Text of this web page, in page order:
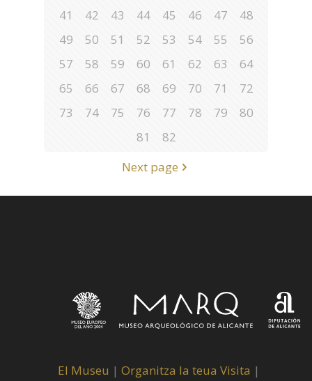
41
42 43 44 45 46 47
48
49
50 51 52 53 54 55
56
57
58 59 60 61 62 63
64
65
66 67 68 69 70 71
72
73
74 75 76 77 78 79
80
81
82
Next page
El Museu | Organitza la teua Visita |